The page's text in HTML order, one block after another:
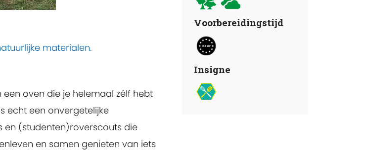
materialen.
een oven die je helemaal zélf hebt
echt een onvergetelijke
en (studenten)roverscouts die
en samen genieten van iets
Voorbereidingstijd
Insigne